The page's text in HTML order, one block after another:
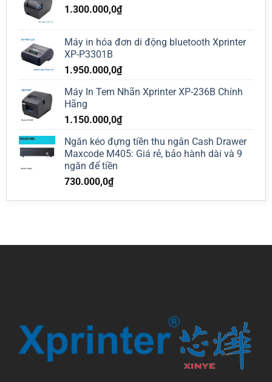
1.300.000,0₫
Máy in hóa đơn di động bluetooth Xprinter
XP-P3301B
1.950.000,0₫
Máy In Tem Nhãn Xprinter XP-236B Chính
Hãng
1.150.000,0₫
Ngăn kéo đựng tiền thu ngân Cash Drawer
Maxcode M405: Giá rẻ, bảo hành dài và 9
ngăn để tiền
730.000,0₫